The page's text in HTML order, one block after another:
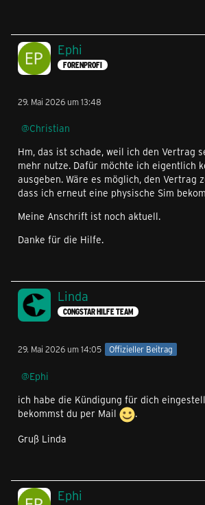
Ephi
FORENPROFI
29. Mai 2026 um 13:48
Christian
Hm, das ist schade, weil ich den Vertrag
mehr nutze. Dafür möchte ich eigentlich
ausgeben. Wäre es möglich, den Vertrag
dass ich erneut eine physische Sim
Meine Anschrift ist noch aktuell.
Danke für die Hilfe.
Linda
CONGSTAR HILFE TEAM
29. Mai 2026 um 14:05 Offizieller Beitrag
Ephi
ich habe die Kündigung für dich
bekommst du per Mail
.
Gruß Linda
Ephi